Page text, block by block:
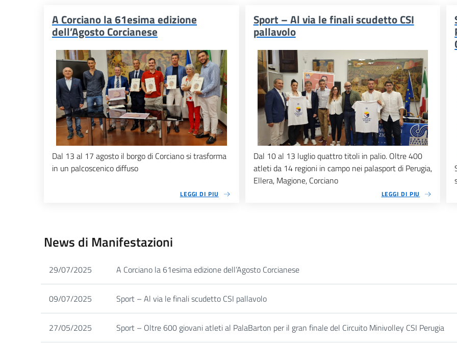
A Corciano la 61esima edizione
dell’Agosto Corcianese
Dal 13 al 17 agosto il borgo di Corciano si trasforma
in un palcoscenico diffuso
LEGGI DI PIU
Sport – Al via le finali scudetto CSI
pallavolo
Dal 10 al 13 luglio quattro titoli in palio. Oltre 400
atleti da 14 regioni in campo nei palasport di Perugia,
Ellera, Magione, Corciano
LEGGI DI PIU
News di Manifestazioni
29/07/2025 A Corciano la 61esima edizione dell’Agosto Corcianese
09/07/2025 Sport – Al via le finali scudetto CSI pallavolo
27/05/2025 Sport – Oltre 600 giovani atleti al PalaBarton per il gran finale del Circuito Minivolley CSI Perugia